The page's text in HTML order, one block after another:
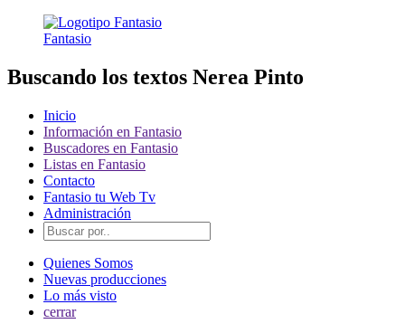
Fantasio
Buscando los textos Nerea Pinto
Inicio
Información en Fantasio
Buscadores en Fantasio
Listas en Fantasio
Contacto
Fantasio tu Web Tv
Administración
Quienes Somos
Nuevas producciones
Lo más visto
cerrar